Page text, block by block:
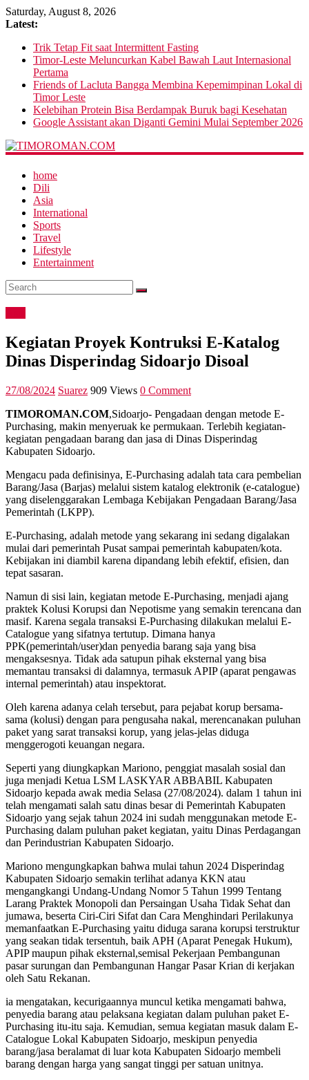
Saturday, August 8, 2026
Latest:
Trik Tetap Fit saat Intermittent Fasting
Timor-Leste Meluncurkan Kabel Bawah Laut Internasional
Pertama
Friends of Lacluta Bangga Membina Kepemimpinan Lokal di
Timor Leste
Kelebihan Protein Bisa Berdampak Buruk bagi Kesehatan
Google Assistant akan Diganti Gemini Mulai September 2026
home
Dili
Asia
International
Sports
Travel
Lifestyle
Entertainment
Kegiatan Proyek Kontruksi E-Katalog
Dinas Disperindag Sidoarjo Disoal
27/08/2024 Suarez 909 Views 0 Comment
TIMOROMAN.COM,Sidoarjo- Pengadaan dengan metode E-
Purchasing, makin menyeruak ke permukaan. Terlebih kegiatan-
kegiatan pengadaan barang dan jasa di Dinas Disperindag
Kabupaten Sidoarjo.
Mengacu pada definisinya, E-Purchasing adalah tata cara pembelian
Barang/Jasa (Barjas) melalui sistem katalog elektronik (e-catalogue)
yang diselenggarakan Lembaga Kebijakan Pengadaan Barang/Jasa
Pemerintah (LKPP).
E-Purchasing, adalah metode yang sekarang ini sedang digalakan
mulai dari pemerintah Pusat sampai pemerintah kabupaten/kota.
Kebijakan ini diambil karena dipandang lebih efektif, efisien, dan
tepat sasaran.
Namun di sisi lain, kegiatan metode E-Purchasing, menjadi ajang
praktek Kolusi Korupsi dan Nepotisme yang semakin terencana dan
masif. Karena segala transaksi E-Purchasing dilakukan melalui E-
Catalogue yang sifatnya tertutup. Dimana hanya
PPK(pemerintah/user)dan penyedia barang saja yang bisa
mengaksesnya. Tidak ada satupun pihak eksternal yang bisa
memantau transaksi di dalamnya, termasuk APIP (aparat pengawas
internal pemerintah) atau inspektorat.
Oleh karena adanya celah tersebut, para pejabat korup bersama-
sama (kolusi) dengan para pengusaha nakal, merencanakan puluhan
paket yang sarat transaksi korup, yang jelas-jelas diduga
menggerogoti keuangan negara.
Seperti yang diungkapkan Mariono, penggiat masalah sosial dan
juga menjadi Ketua LSM LASKYAR ABBABIL Kabupaten
Sidoarjo kepada awak media Selasa (27/08/2024). dalam 1 tahun ini
telah mengamati salah satu dinas besar di Pemerintah Kabupaten
Sidoarjo yang sejak tahun 2024 ini sudah menggunakan metode E-
Purchasing dalam puluhan paket kegiatan, yaitu Dinas Perdagangan
dan Perindustrian Kabupaten Sidoarjo.
Mariono mengungkapkan bahwa mulai tahun 2024 Disperindag
Kabupaten Sidoarjo semakin terlihat adanya KKN atau
mengangkangi Undang-Undang Nomor 5 Tahun 1999 Tentang
Larang Praktek Monopoli dan Persaingan Usaha Tidak Sehat dan
jumawa, beserta Ciri-Ciri Sifat dan Cara Menghindari Perilakunya
memanfaatkan E-Purchasing yaitu diduga sarana korupsi terstruktur
yang seakan tidak tersentuh, baik APH (Aparat Penegak Hukum),
APIP maupun pihak eksternal,semisal Pekerjaan Pembangunan
pasar surungan dan Pembangunan Hangar Pasar Krian di kerjakan
oleh Satu Rekanan.
ia mengatakan, kecurigaannya muncul ketika mengamati bahwa,
penyedia barang atau pelaksana kegiatan dalam puluhan paket E-
Purchasing itu-itu saja. Kemudian, semua kegiatan masuk dalam E-
Catalogue Lokal Kabupaten Sidoarjo, meskipun penyedia
barang/jasa beralamat di luar kota Kabupaten Sidoarjo membeli
barang dengan harga yang sangat tinggi per satuan unitnya.